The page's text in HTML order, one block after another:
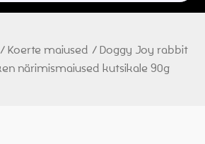
/ Koerte maiused / Doggy Joy rabbit
närimismaiused kutsikale 90g